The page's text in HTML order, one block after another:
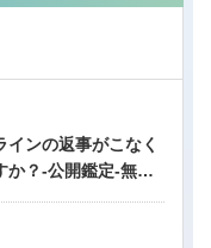
ンの返事がこなく
か？-公開鑑定-無料